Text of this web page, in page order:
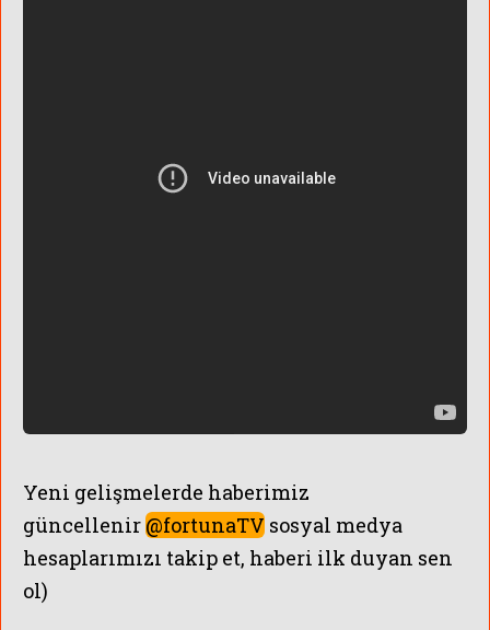
Yeni gelişmelerde haberimiz
güncellenir@fortunaTV sosyal medya
hesaplarımızı takip et, haberi ilk duyan sen
ol)